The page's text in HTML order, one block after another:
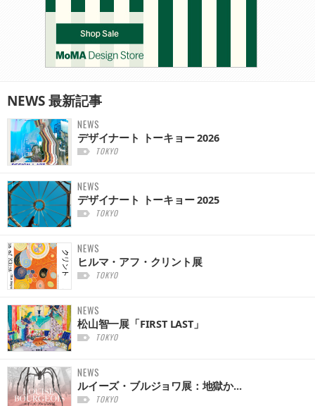
NEWS最新記事
NEWS
デザイナート トーキョー 2026
TOKYO
NEWS
デザイナート トーキョー 2025
TOKYO
NEWS
ヒルマ・アフ・クリント展
TOKYO
NEWS
松山智一展「FIRST LAST」
TOKYO
NEWS
ルイーズ・ブルジョワ展：地獄か...
TOKYO